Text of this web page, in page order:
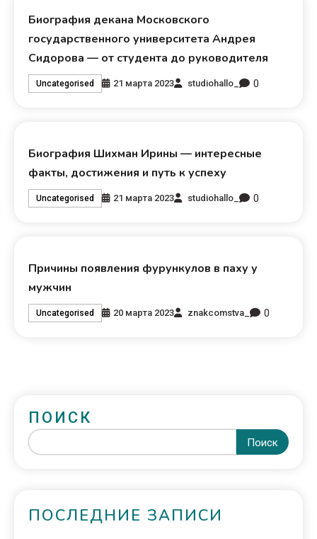
Биография декана Московского
государственного университета Андрея
Сидорова — от студента до руководителя
Uncategorised 21 марта 2023 studiohallo_ 0
Биография Шихман Ирины — интересные
факты, достижения и путь к успеху
Uncategorised 21 марта 2023 studiohallo_ 0
Причины появления фурункулов в паху у
мужчин
Uncategorised 20 марта 2023 znakcomstva_ 0
ПОИСК
Поиск
ПОСЛЕДНИЕ ЗАПИСИ